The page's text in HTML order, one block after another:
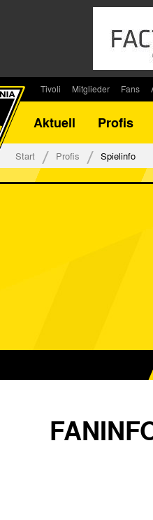
Tivoli
Stadionsprecher
Mitglieder
Kontakt
Fans
Fanbeirat
Fan-
Aktuell
Profis
Start Profis Spielinfo